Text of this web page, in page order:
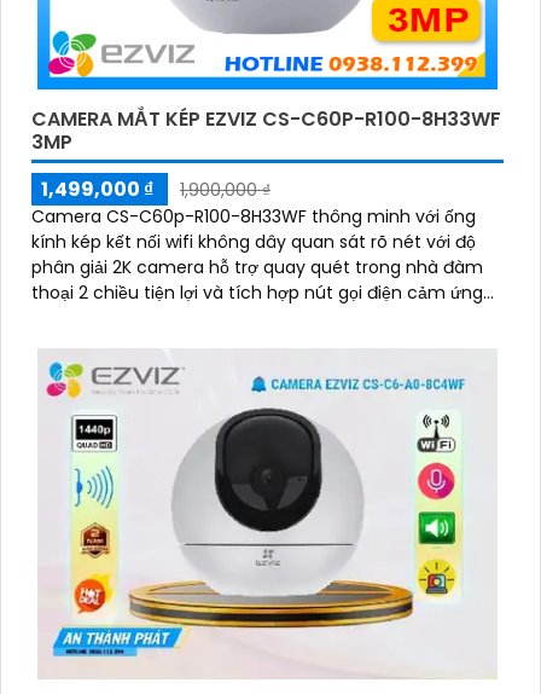
CAMERA MẮT KÉP EZVIZ CS-C60P-R100-8H33WF
3MP
1,499,000 ₫
1,900,000 ₫
Camera CS-C60p-R100-8H33WF thông minh với ống
kính kép kết nối wifi không dây quan sát rõ nét với độ
phân giải 2K camera hỗ trợ quay quét trong nhà đàm
thoại 2 chiều tiện lợi và tích hợp nút gọi điện cảm ứng
kiệm băng thông và dung lượng lưu trữ hiệu quả